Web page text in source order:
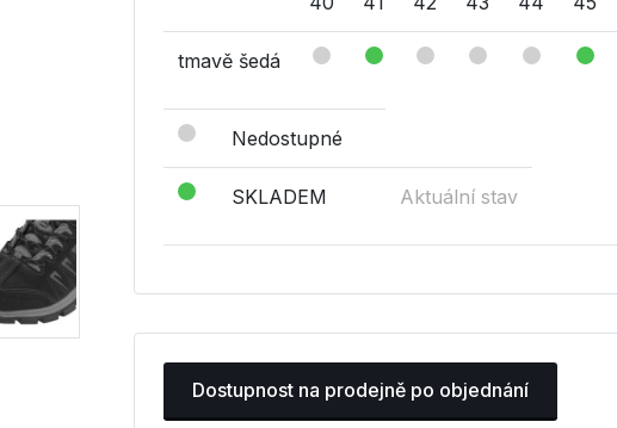
tmavě šedá
Nedostupné
SKLADEM Aktuální stav
Dostupnost na prodejně po objednání